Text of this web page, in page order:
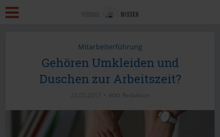
Mitarbeiterführung
Gehören Umkleiden und
Duschen zur Arbeitszeit?
22.05.2017 von Redaktion